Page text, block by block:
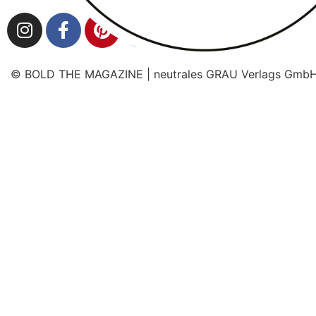
© BOLD THE MAGAZINE | neutrales GRAU Verlags